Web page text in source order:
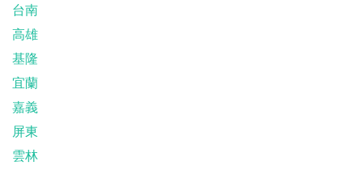
台南
高雄
基隆
宜蘭
嘉義
屏東
雲林